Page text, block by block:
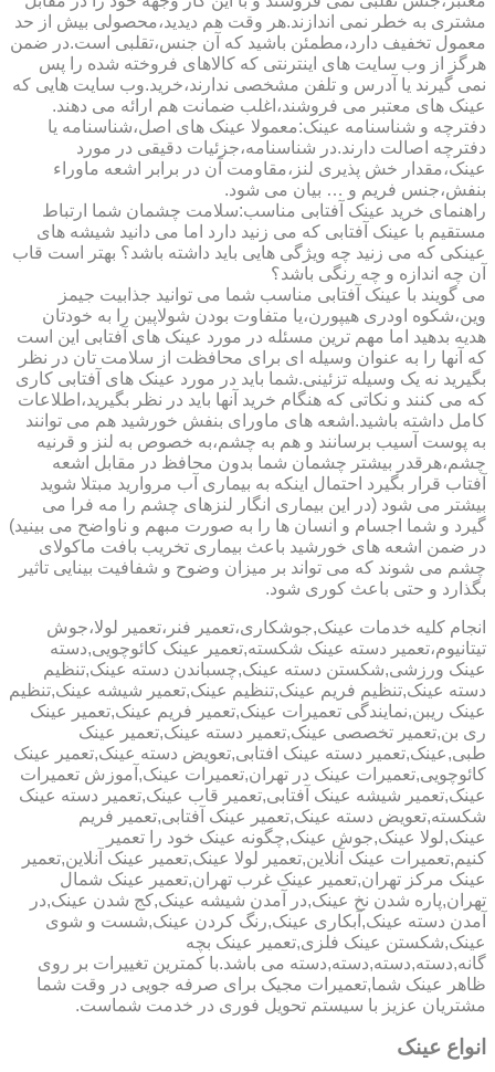
مشتری به خطر نمی اندازند.هر وقت هم دیدید،محصولی بیش از حد
معمول تخفیف دارد،مطمئن باشید که آن جنس،تقلبی است.در ضمن
هرگز از وب سایت های اینترنتی که کالاهای فروخته شده را پس
نمی گیرند یا آدرس و تلفن مشخصی ندارند،خرید.وب سایت هایی که
عینک های معتبر می فروشند،اغلب ضمانت هم ارائه می دهند.
دفترچه و شناسنامه عینک:معمولا عینک های اصل،شناسنامه یا
دفترچه اصالت دارند.در شناسنامه،جزئیات دقیقی در مورد
عینک،مقدار خش پذیری لنز،مقاومت آن در برابر اشعه ماوراء
بنفش،جنس فریم و … بیان می شود.
راهنمای خرید عینک آفتابی مناسب:سلامت چشمان شما ارتباط
مستقیم با عینک آفتابی که می زنید دارد اما می دانید شیشه های
عینکی که می زنید چه ویژگی هایی باید داشته باشد؟ بهتر است قاب
آن چه اندازه و چه رنگی باشد؟
می گویند با عینک آفتابی مناسب شما می توانید جذابیت جیمز
وین،شکوه اودری هیپورن،یا متفاوت بودن شولاپین را به خودتان
هدیه بدهید اما مهم ترین مسئله در مورد عینک های آفتابی این است
که آنها را به عنوان وسیله ای برای محافظت از سلامت تان در نظر
بگیرید نه یک وسیله تزئینی.شما باید در مورد عینک های آفتابی کاری
که می کنند و نکاتی که هنگام خرید آنها باید در نظر بگیرید،اطلاعات
کامل داشته باشید.اشعه های ماورای بنفش خورشید هم می توانند
به پوست آسیب برسانند و هم به چشم،به خصوص به لنز و قرنیه
چشم،هرقدر بیشتر چشمان شما بدون محافظ در مقابل اشعه
آفتاب قرار بگیرد احتمال اینکه به بیماری آب مروارید مبتلا شوید
بیشتر می شود (در این بیماری انگار لنزهای چشم را مه فرا می
گیرد و شما اجسام و انسان ها را به صورت مبهم و ناواضح می بینید)
در ضمن اشعه های خورشید باعث بیماری تخریب بافت ماکولای
چشم می شوند که می تواند بر میزان وضوح و شفافیت بینایی تاثیر
بگذارد و حتی باعث کوری شود.
انجام کلیه خدمات عینک,جوشکاری،تعمیر فنر،تعمیر لولا،جوش
تیتانیوم،تعمیر دسته عینک شکسته,تعمیر عینک کائوچویی,دسته
عینک ورزشی,شکستن دسته عینک,چسباندن دسته عینک,تنظیم
دسته عینک,تنظیم فریم عینک,تنظیم عینک,تعمیر شیشه عینک,تنظیم
عینک ریبن,نمایندگی تعمیرات عینک,تعمیر فریم عینک,تعمیر عینک
ری بن,تعمیر تخصصی عینک,تعمیر دسته عینک,تعمیر عینک
طبی,عینک,تعمیر دسته عینک افتابی,تعویض دسته عینک,تعمیر عینک
کائوچویی,تعمیرات عینک در تهران,تعمیرات عینک,آموزش تعمیرات
عینک,تعمیر شیشه عینک آفتابی,تعمیر قاب عینک,تعمیر دسته عینک
شکسته,تعویض دسته عینک,تعمیر عینک آفتابی,تعمیر فریم
عینک,لولا عینک,جوش عینک,چگونه عینک خود را تعمیر
کنیم,تعمیرات عینک آنلاین,تعمیر لولا عینک,تعمیر عینک آنلاین,تعمیر
عینک مرکز تهران,تعمیر عینک غرب تهران,تعمیر عینک شمال
تهران,پاره شدن نخ عینک,در آمدن شیشه عینک,کج شدن عینک,در
آمدن دسته عینک,آبکاری عینک,رنگ کردن عینک,شست و شوی
عینک,شکستن عینک فلزی,تعمیر عینک بچه
گانه,دسته,دسته,دسته,دسته می باشد.با کمترین تغییرات بر روی
ظاهر عینک شما,تعمیرات مجیک برای صرفه جویی در وقت شما
مشتریان عزیز با سیستم تحویل فوری در خدمت شماست.
انواع عینک